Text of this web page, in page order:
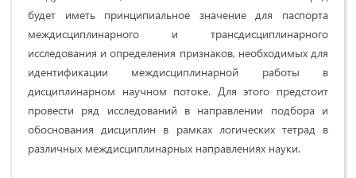
будет иметь принципиальное значение для паспорта
междисциплинарного и трансдисциплинарного
исследования и определения признаков, необходимых для
идентификации междисциплинарной работы в
дисциплинарном научном потоке. Для этого предстоит
провести ряд исследований в направлении подбора и
обоснования дисциплин в рамках логических тетрад в
различных междисциплинарных направлениях науки.